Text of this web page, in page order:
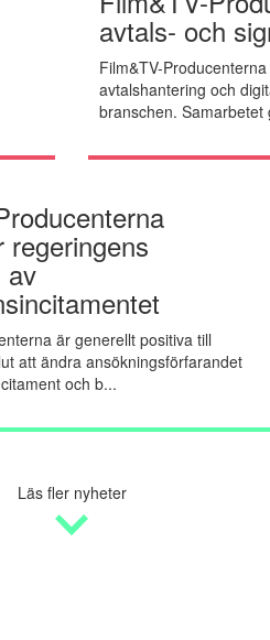
avtals- och
Film&TV-
avtalshantering och
branschen. Samarbetet
regeringens
av
är generellt positiva till
att ändra ansökningsförfarandet
och b...
Läs fler nyheter